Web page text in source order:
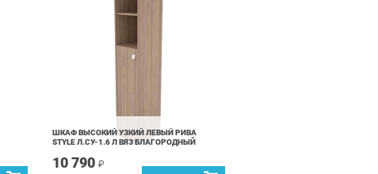
ШКАФ ВЫСОКИЙ УЗКИЙ ЛЕВЫЙ РИВА
STYLE Л.СУ-1.6 Л ВЯЗ БЛАГОРОДНЫЙ
10 790 ₽